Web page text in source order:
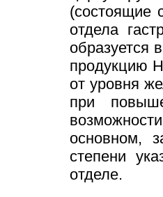
(состоящие
отдела
образуется
продукцию
от уровня
при
основном,
степени
отделе.